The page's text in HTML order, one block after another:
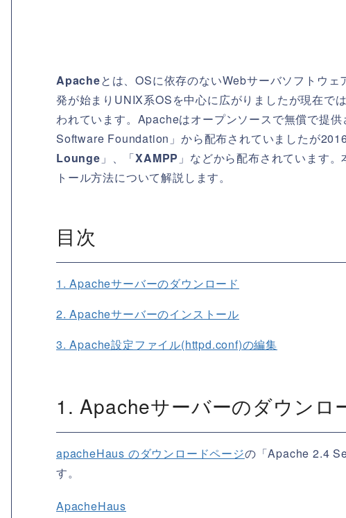
Apacheとは、OSに依存のないWebサーバソフトウ
発が始まりUNIX系OSを中心に広がりましたが現在で
われています。Apacheはオープンソースで無償で提
Software Foundation」から配布されていましたが
Lounge 」、「XAMPP 」などから配布されています
トール方法について解説します。
目次
1. Apacheサーバーのダウンロード
2. Apacheサーバーのインストール
3. Apache設定ファイル(httpd.conf)の編集
1. Apacheサーバーのダウンロ
apacheHaus のダウンロードページの「Apache 2.4
す。
ApacheHaus